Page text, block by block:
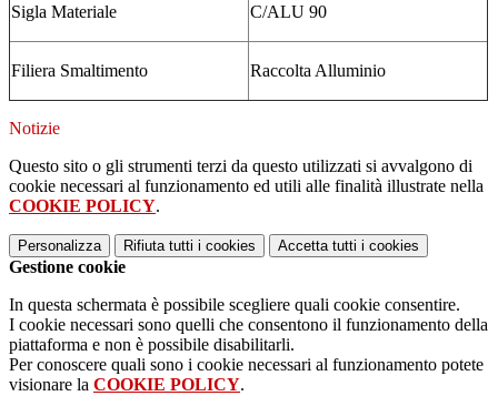
Sigla Materiale C/ALU 90
Filiera Smaltimento Raccolta Alluminio
Notizie
Questo sito o gli strumenti terzi da questo utilizzati si avvalgono di
cookie necessari al funzionamento ed utili alle finalità illustrate nella
COOKIE POLICY.
Personalizza Rifiuta tutti i cookies Accetta tutti i cookies
Gestione cookie
In questa schermata è possibile scegliere quali cookie consentire.
I cookie necessari sono quelli che consentono il funzionamento della
piattaforma e non è possibile disabilitarli.
Per conoscere quali sono i cookie necessari al funzionamento potete
visionare la COOKIE POLICY.